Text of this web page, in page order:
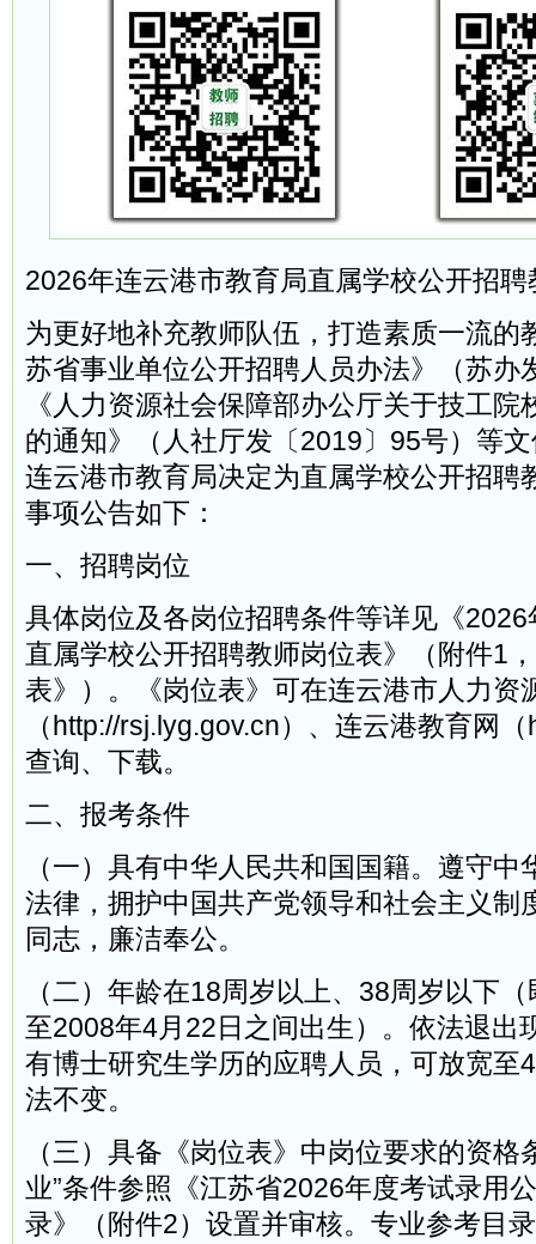
2026年连云港市教育局直属学校公开招聘
为更好地补充教师队伍，打造素质一流的
苏省事业单位公开招聘人员办法》（苏办
《人力资源社会保障部办公厅关于技工
的通知》（人社厅发〔2019〕95号）等
连云港市教育局决定为直属学校公开招聘
事项公告如下：
一、招聘岗位
具体岗位及各岗位招聘条件等详见《
直属学校公开招聘教师岗位表》（附件1
表》）。《岗位表》可在连云港市人力资
（http://rsj.lyg.gov.cn）、连云港教育网
查询、下载。
二、报考条件
（一）具有中华人民共和国国籍。遵守
法律，拥护中国共产党领导和社会主义制
同志，廉洁奉公。
（二）年龄在18周岁以上、38周岁以下
至2008年4月22日之间出生）。依法退出
有博士研究生学历的应聘人员，可放宽至
法不变。
（三）具备《岗位表》中岗位要求的资格
业”条件参照《江苏省2026年度考试录用
录》（附件2）设置并审核。专业参考目